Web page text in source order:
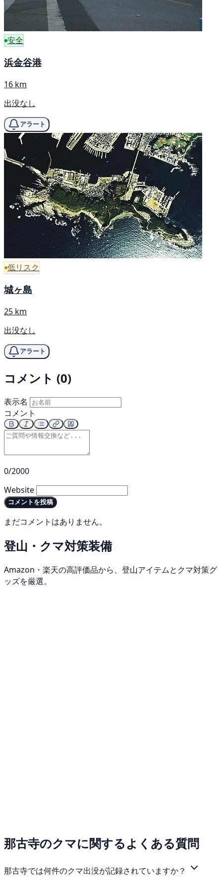
安全
浜金谷港
16 km
出没なし
アラート
低リスク
城ヶ島
25 km
出没なし
アラート
コメント (0)
表示名
コメント
0/2000
Website
コメントを投稿
まだコメントはありません。
登山・クマ対策装備
Amazon・楽天の高評価品から、登山アイテムとクマ対策グ
ッズを厳選。
那古寺のクマに関するよくある質問
那古寺では何件のクマ出没が記録されていますか？